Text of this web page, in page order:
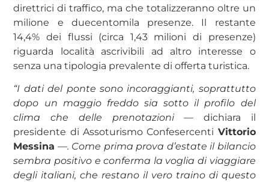
direttrici di traffico, ma che totalizzeranno oltre un
milione e duecentomila presenze. Il restante
14,4% dei flussi (circa 1,43 milioni di presenze)
riguarda località ascrivibili ad altro interesse o
senza una tipologia prevalente di offerta turistica.
“I dati del ponte sono incoraggianti, soprattutto
dopo un maggio freddo sia sotto il profilo del
clima che delle prenotazioni — dichiara il
presidente di Assoturismo Confesercenti Vittorio
Messina —. Come prima prova d’estate il bilancio
sembra positivo e conferma la voglia di viaggiare
degli italiani, che restano il vero traino di questo